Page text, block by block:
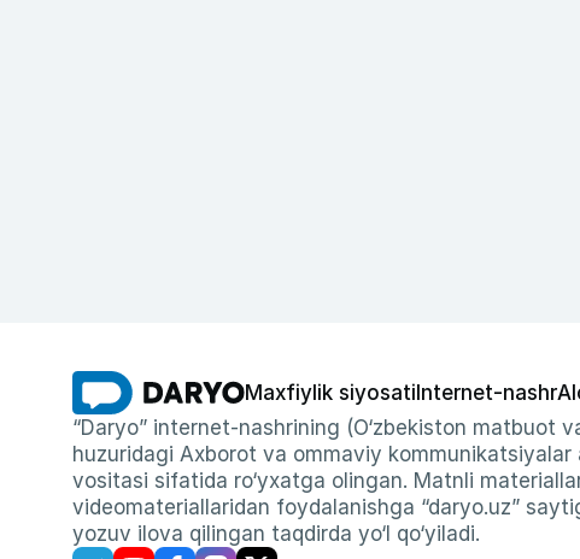
Maxfiylik siyosati Internet-nashr
“Daryo” internet-nashrining (O‘zbekiston matbuot
huzuridagi Axborot va ommaviy
vositasi sifatida ro‘yxatga olingan. Matnli
videomateriallaridan foydalanishga “daryo.uz”
yozuv ilova qilingan taqdirda yo‘l qo‘yiladi.